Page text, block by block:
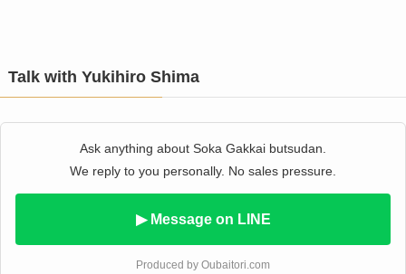
Talk with Yukihiro Shima
Ask anything about Soka Gakkai butsudan.
We reply to you personally. No sales pressure.
▶ Message on LINE
Produced by Oubaitori.com